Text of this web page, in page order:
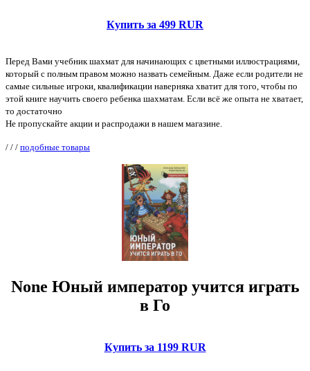
Купить за 499 RUR
Перед Вами учебник шахмат для начинающих с цветными иллюстрациями,
который с полным правом можно назвать семейным. Даже если родители не
самые сильные игроки, квалификации наверняка хватит для того, чтобы по
этой книге научить своего ребенка шахматам. Если всё же опыта не хватает,
то достаточно
Не пропускайте акции и распродажи в нашем магазине.
/ / / подобные товары
None Юный император учится играть
в Го
Купить за 1199 RUR